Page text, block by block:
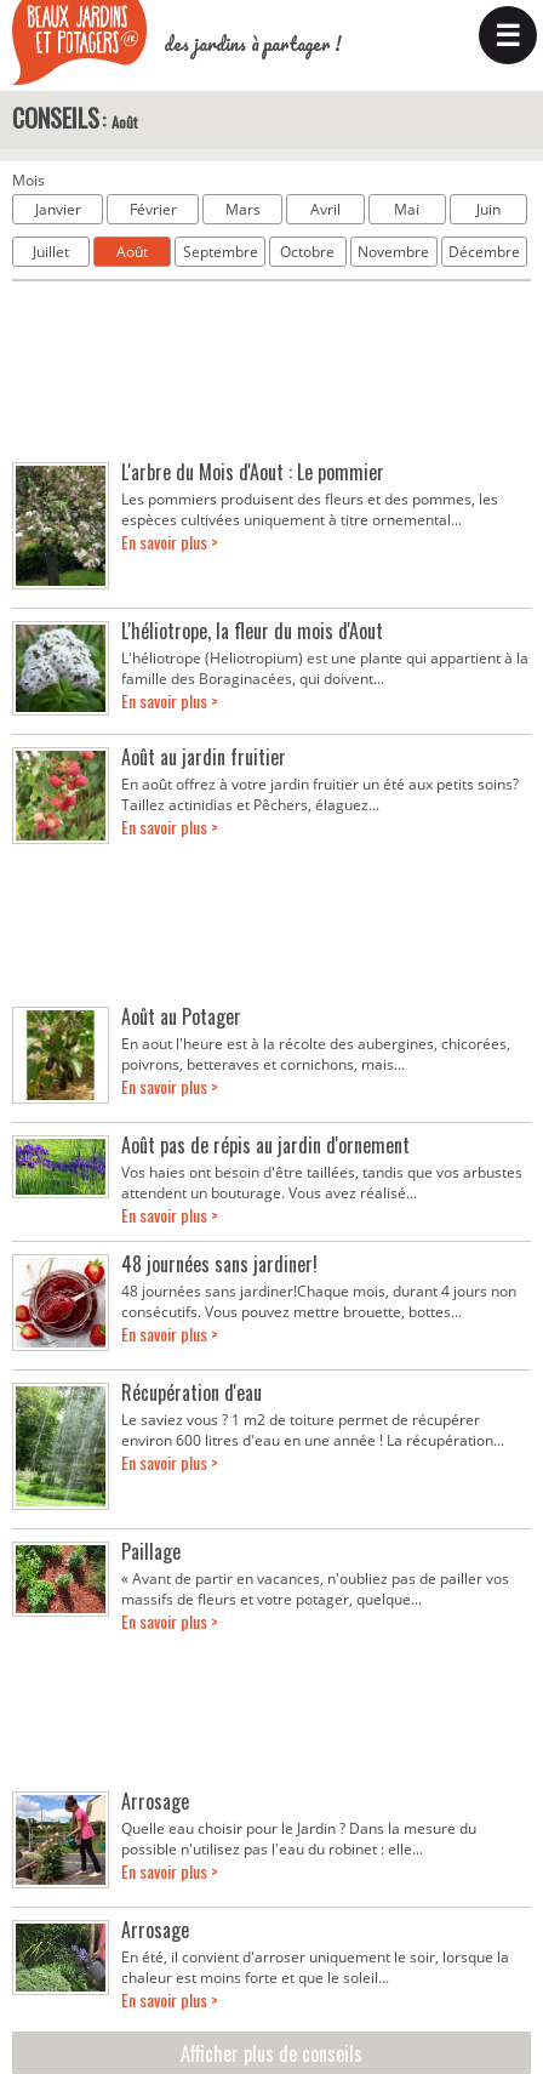
des jardins à partager ! ☰
CONSEILS Août
Mois
Janvier
Février Mars Avril Mai Juin
Juillet Août Septembre Octobre Novembre Décembre
L'arbre du Mois d'Aout : Le pommier
Les pommiers produisent des fleurs et des pommes, les
espèces cultivées uniquement à titre ornemental...
En savoir plus >
L'héliotrope, la fleur du mois d'Aout
L'héliotrope (Heliotropium) est une plante qui appartient à la
famille des Boraginacées, qui doivent...
En savoir plus >
Août au jardin fruitier
En août offrez à votre jardin fruitier un été aux petits soins?
Taillez actinidias et Pêchers, élaguez...
En savoir plus >
Août au Potager
En aout l'heure est à la récolte des aubergines, chicorées,
poivrons, betteraves et cornichons, mais...
En savoir plus >
Août pas de répis au jardin d'ornement
Vos haies ont besoin d'être taillées, tandis que vos arbustes
attendent un bouturage. Vous avez réalisé...
En savoir plus >
48 journées sans jardiner!
48 journées sans jardiner!Chaque mois, durant 4 jours non
consécutifs. Vous pouvez mettre brouette, bottes...
En savoir plus >
Récupération d'eau
Le saviez vous ? 1 m2 de toiture permet de récupérer
environ 600 litres d'eau en une année ! La récupération...
En savoir plus >
Paillage
« Avant de partir en vacances, n'oubliez pas de pailler vos
massifs de fleurs et votre potager, quelque...
En savoir plus >
Arrosage
Quelle eau choisir pour le Jardin ? Dans la mesure du
possible n'utilisez pas l'eau du robinet : elle...
En savoir plus >
Arrosage
En été, il convient d'arroser uniquement le soir, lorsque la
chaleur est moins forte et que le soleil...
En savoir plus >
Afficher plus de conseils